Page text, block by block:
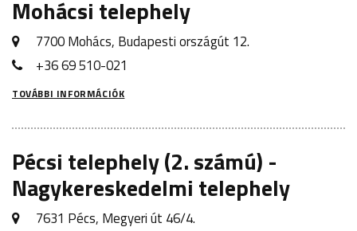
Mohácsi telephely
7700 Mohács, Budapesti országút 12.
+36 69 510-021
TOVÁBBI INFORMÁCIÓK
Pécsi telephely (2. számú) -
Nagykereskedelmi telephely
7631 Pécs, Megyeri út 46/4.